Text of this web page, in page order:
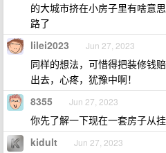
的大城市挤在小房子里有啥意
路了
lilei2023 Jun 27, 2023
同样的想法，可惜得把装修钱
出去，心疼，犹豫中啊！
8355 Jun 27, 2023
你先了解一下现在一套房子从
kidult Jun 27, 2023